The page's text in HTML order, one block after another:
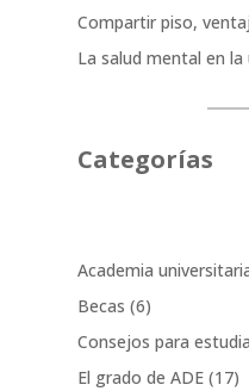
Compartir piso,
La salud mental en
Categorías
Academia
Becas (6)
Consejos para
El grado de ADE(17)